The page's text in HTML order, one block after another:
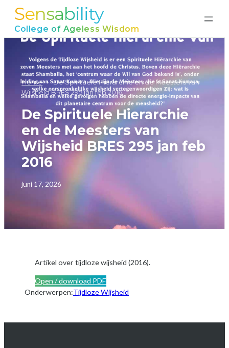
naar
inhoud
Sensability
College of Ageless Wisdom
Home ›
De Spirituele Hierarchie en de Meesters van
Wijsheid BRES 295 jan feb 2016
De Spirituele Hierarchie
en de Meesters van
Wijsheid BRES 295 jan feb
2016
juni 17, 2026
Artikel over tijdloze wijsheid (2016).
Open / download PDF
Onderwerpen:Tijdloze Wijsheid